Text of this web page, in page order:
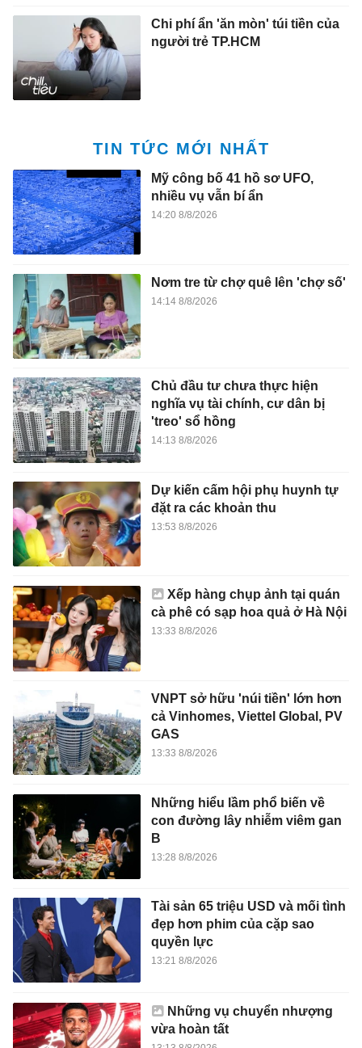
Chi phí ẩn 'ăn mòn' túi tiền của
người trẻ TP.HCM
TIN TỨC MỚI NHẤT
Mỹ công bố 41 hồ sơ UFO,
nhiều vụ vẫn bí ẩn
14:20 8/8/2026
Nơm tre từ chợ quê lên 'chợ số'
14:14 8/8/2026
Chủ đầu tư chưa thực hiện
nghĩa vụ tài chính, cư dân bị
'treo' sổ hồng
14:13 8/8/2026
Dự kiến cấm hội phụ huynh tự
đặt ra các khoản thu
13:53 8/8/2026
Xếp hàng chụp ảnh tại quán
cà phê có sạp hoa quả ở Hà Nội
13:33 8/8/2026
VNPT sở hữu 'núi tiền' lớn hơn
cả Vinhomes, Viettel Global, PV
GAS
13:33 8/8/2026
Những hiểu lầm phổ biến về
con đường lây nhiễm viêm gan
B
13:28 8/8/2026
Tài sản 65 triệu USD và mối tình
đẹp hơn phim của cặp sao
quyền lực
13:21 8/8/2026
Những vụ chuyển nhượng
vừa hoàn tất